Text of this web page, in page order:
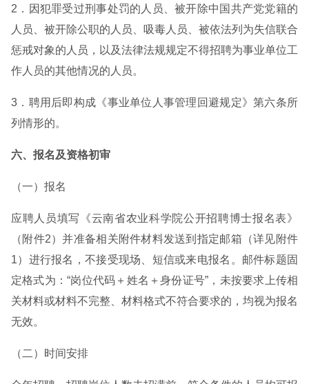
2．因犯罪受过刑事处罚的人员、被开除中国共产党党籍的
人员、被开除公职的人员、吸毒人员、被依法列为失信联合
惩戒对象的人员，以及法律法规规定不得招聘为事业单位工
作人员的其他情况的人员。
3．聘用后即构成《事业单位人事管理回避规定》第六条所
列情形的。
六、报名及资格初审
（一）报名
应聘人员填写《云南省农业科学院公开招聘博士报名表》
（附件2）并准备相关附件材料发送到指定邮箱（详见附件
1）进行报名，不接受现场、短信或来电报名。邮件标题固
定格式为：“岗位代码＋姓名＋身份证号”，未按要求上传相
关材料或材料不完整、材料格式不符合要求的，均视为报名
无效。
（二）时间安排